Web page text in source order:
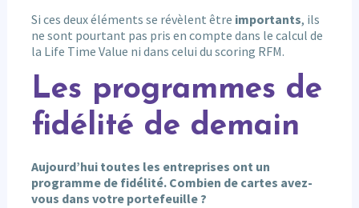
Si ces deux éléments se révèlent être importants, ils
ne sont pourtant pas pris en compte dans le calcul de
la Life Time Value ni dans celui du scoring RFM.
Les programmes de
fidélité de demain
Aujourd’hui toutes les entreprises ont un
programme de fidélité. Combien de cartes avez-
vous dans votre portefeuille ?